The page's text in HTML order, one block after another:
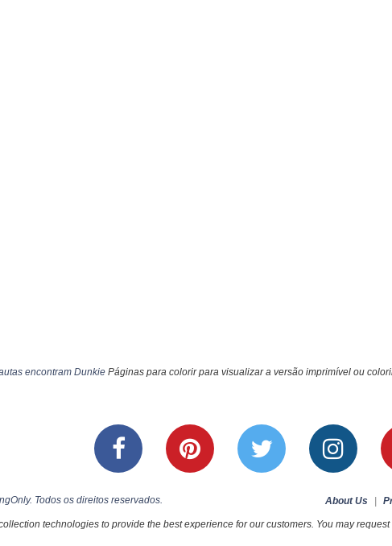
encontram Dunkie Páginas para colorir para visualizar a versão imprimível ou
Todos os direitos reservados. About Us |
technologies to provide the best experience for our customers. You may